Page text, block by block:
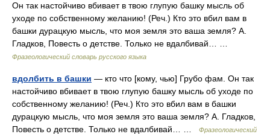
Он так настойчиво вбивает в твою глупую башку мысль об
уходе по собственному желанию! (Реч.) Кто это вбил вам в
башки дурацкую мысль, что моя земля это ваша земля? А.
Гладков, Повесть о детстве. Только не вдалбивай… …
Фразеологический словарь русского языка
вдолбить в башки — кто что [кому, чью] Грубо фам. Он так
настойчиво вбивает в твою глупую башку мысль об уходе по
собственному желанию! (Реч.) Кто это вбил вам в башки
дурацкую мысль, что моя земля это ваша земля? А. Гладков,
Повесть о детстве. Только не вдалбивай… …
Фразеологический